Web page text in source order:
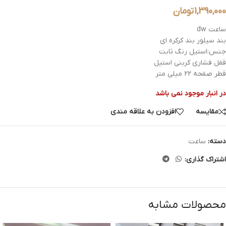
1,390,000تومان
ساعت dw
بند سیلور بند کرکره ای
جنس:استیل رنگ ثابت
قفل فشاری کربنی استیل
قطر صفحه 22 میلی متر
در انبار موجود نمی باشد
مقایسه
افزودن به علاقه مندی
دسته: ساعت
اشتراک گذاری:
محصولات مشابه